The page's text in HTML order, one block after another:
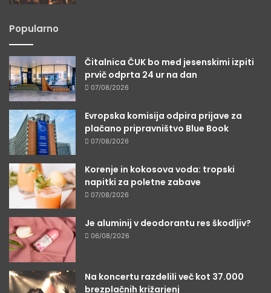
Popularno
Čitalnica ČUK bo med jesenskimi izpiti
prvič odprta 24 ur na dan
07/08/2026
Evropska komisija odpira prijave za
plačano pripravništvo Blue Book
07/08/2026
Korenje in kokosova voda: tropski
napitki za poletne zabave
07/08/2026
Je aluminij v deodorantu res škodljiv?
06/08/2026
Na koncertu razdelili več kot 37.000
brezplačnih križarjenj